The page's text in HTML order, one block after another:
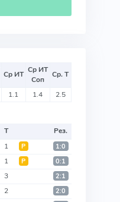
Ср ИТ Ср ИТ
Соп
Ср. Т
1.1 1.4 2.5
Т
Рез.
1 Р 1:0
1 Р 0:1
3 2:1
2 2:0